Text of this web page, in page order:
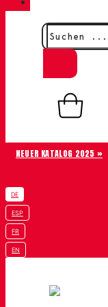
NEUER KATALOG 2025 »
DE
ESP
FR
EN